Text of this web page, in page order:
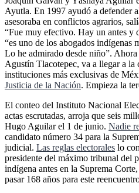
Ayutla. En 1997 ayudó a defender
asesoraba en conflictos agrarios,
“Fue muy efectivo. Hay un antes y
“es uno de los abogados indígenas
Lo he admirado desde niño”.
Agustín Tlacotepec, va a llegar a la
instituciones más exclusivas de
Justicia de la Nación. Empieza la
El conteo del Instituto Nacional
actas escrutadas, arroja que seis
Hugo Aguilar el 1 de junio. Nadie
candidato número 34 para la
judicial. Las reglas electorales lo
presidente del máximo tribunal del
indígena antes en la Suprema
pasar 168 años para este